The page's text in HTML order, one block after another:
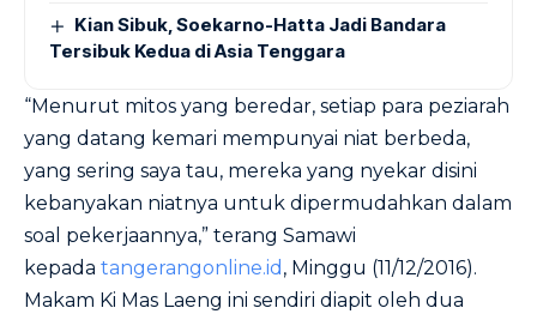
Kian Sibuk, Soekarno-Hatta Jadi Bandara
Tersibuk Kedua di Asia Tenggara
“Menurut mitos yang beredar, setiap para peziarah
yang datang kemari mempunyai niat berbeda,
yang sering saya tau, mereka yang nyekar disini
kebanyakan niatnya untuk dipermudahkan dalam
soal pekerjaannya,” terang Samawi
kepada tangerangonline.id , Minggu (11/12/2016).
Makam Ki Mas Laeng ini sendiri diapit oleh dua